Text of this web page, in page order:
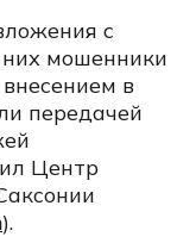
с
мошенники
в
передачей
Центр
).